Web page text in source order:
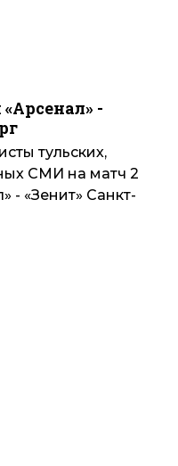
-
тульских,
СМИ на матч 2
- «Зенит» Санкт-